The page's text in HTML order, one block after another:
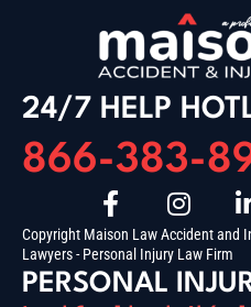
24/7 HELP
866-383-
Copyright Maison Law Accident and
Lawyers - Personal Injury Law Firm
PERSONAL